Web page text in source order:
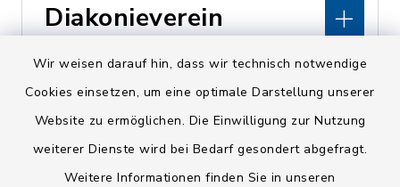
Wir weisen darauf hin, dass wir technisch notwendige
Cookies einsetzen, um eine optimale Darstellung unserer
Website zu ermöglichen. Die Einwilligung zur Nutzung
weiterer Dienste wird bei Bedarf gesondert abgefragt.
Weitere Informationen finden Sie in unseren
Diakonieverein
Kunreuth
Kirchberg 16, 91358
Kunreuth